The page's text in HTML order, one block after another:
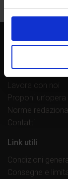
Chi siamo
Lavora con noi
Proponi un’opera
Norme
Contatti
Link utili
Condizioni
Consegne e